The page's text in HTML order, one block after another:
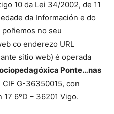
10 da Lei 34/2002, de 11
da Información e do
no seu
co enderezo URL
sitio web) é operada
Ponte…nas
CIF G-36350015, con
6ºD – 36201 Vigo.